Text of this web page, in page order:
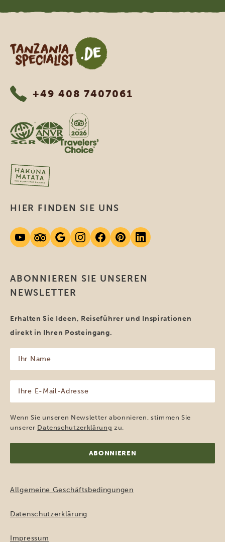
Tanzania Specialist
+49 408 7407061
ABONNIEREN SIE UNSEREN
NEWSLETTER
Erhalten Sie Ideen, Reiseführer und Inspirationen
direkt in Ihren Posteingang.
Name
(erforderlich)
Mail-
Adresse
(erforderlich)
Wenn Sie unseren Newsletter abonnieren, stimmen Sie
unserer Datenschutzerklärung zu.
HIER FINDEN SIE UNS
Allgemeine Geschäftsbedingungen
Datenschutzerklärung
Impressum